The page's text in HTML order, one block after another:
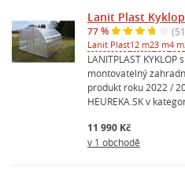
Lanit Plast
77 %
Lanit Plast12 m23 m4 m
LANITPLAST
montovatelný
produkt roku 2022 /
HEUREKA.SK v
11 990 Kč
v 1 obchodě